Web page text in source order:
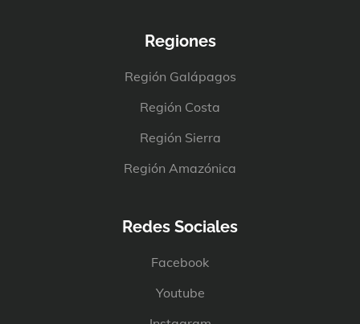
Regiones
Región Galápagos
Región Costa
Región Sierra
Región Amazónica
Redes Sociales
Facebook
Youtube